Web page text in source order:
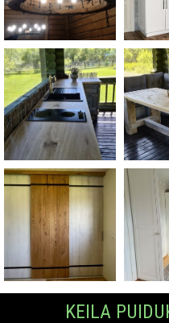
KEILA